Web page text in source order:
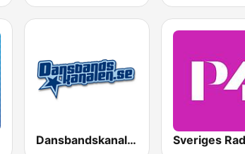
Dansbandskanalen